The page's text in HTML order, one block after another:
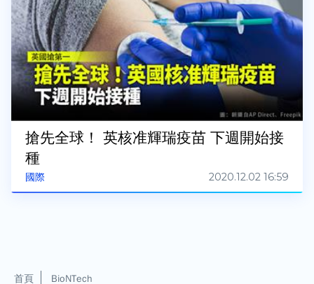
國際
搶先全球！ 英核准輝瑞疫苗 下週開始接
種
2020.12.02 16:59
首頁 BioNTech